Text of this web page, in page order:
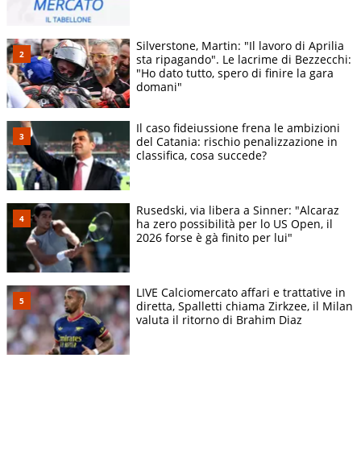
Silverstone, Martin: "Il lavoro di Aprilia
sta ripagando". Le lacrime di Bezzecchi:
"Ho dato tutto, spero di finire la gara
domani"
Il caso fideiussione frena le ambizioni
del Catania: rischio penalizzazione in
classifica, cosa succede?
Rusedski, via libera a Sinner: "Alcaraz
ha zero possibilità per lo US Open, il
2026 forse è gà finito per lui"
LIVE Calciomercato affari e trattative in
diretta, Spalletti chiama Zirkzee, il Milan
valuta il ritorno di Brahim Diaz